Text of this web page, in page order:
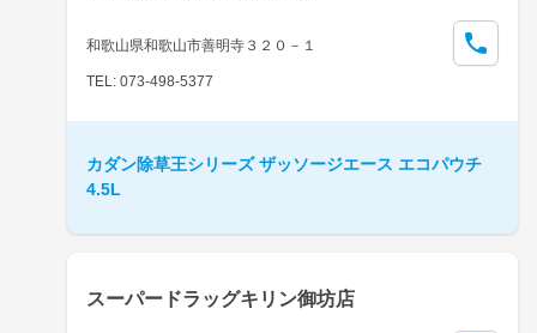
和歌山県和歌山市善明寺３２０－１
TEL: 073-498-5377
カダン除草王シリーズ ザッソージエース エコパウチ
4.5L
スーパードラッグキリン御坊店